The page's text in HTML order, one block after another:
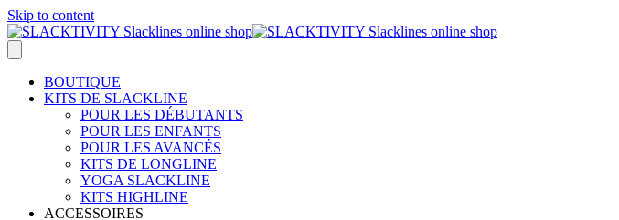
Skip to content
BOUTIQUE
KITS DE SLACKLINE
POUR LES DÉBUTANTS
POUR LES ENFANTS
POUR LES AVANCÉS
KITS DE LONGLINE
YOGA SLACKLINE
KITS HIGHLINE
ACCESSOIRES